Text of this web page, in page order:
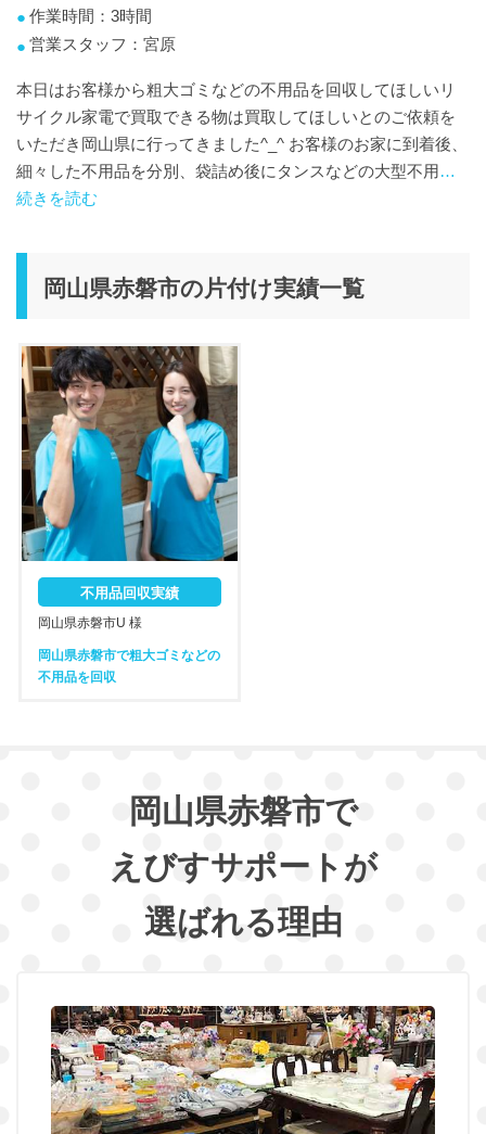
作業時間：3時間
営業スタッフ：宮原
本日はお客様から粗大ゴミなどの不用品を回収してほしいリ
サイクル家電で買取できる物は買取してほしいとのご依頼を
いただき岡山県に行ってきました^_^ お客様のお家に到着後、
細々した不用品を分別、袋詰め後にタンスなどの大型不用…
続きを読む
岡山県赤磐市の片付け実績一覧
不用品回収実績
岡山県赤磐市U 様
岡山県赤磐市で粗大ゴミなどの
不用品を回収
岡山県赤磐市で
えびすサポートが
選ばれる理由